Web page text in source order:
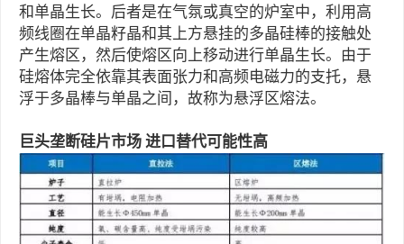
和单晶生长。后者是在气氛或真空的炉室中，利用高
频线圈在单晶籽晶和其上方悬挂的多晶硅棒的接触处
产生熔区，然后使熔区向上移动进行单晶生长。由于
硅熔体完全依靠其表面张力和高频电磁力的支托，悬
浮于多晶棒与单晶之间，故称为悬浮区熔法。
巨头垄断硅片市场 进口替代可能性高